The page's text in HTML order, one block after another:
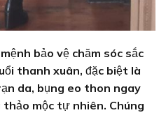
bảo vệ chăm sóc sắc
thanh xuân, đặc biệt là
da, bụng eo thon ngay
mộc tự nhiên. Chúng